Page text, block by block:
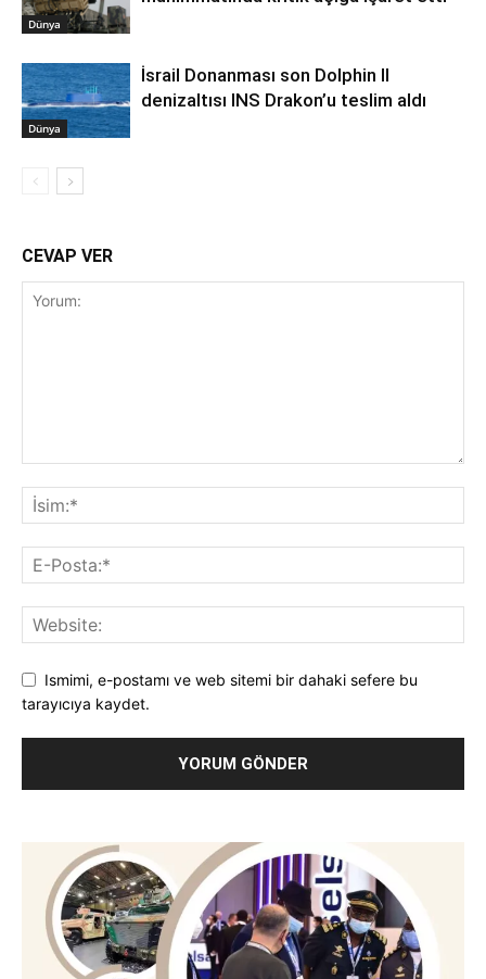
Dünya
Dünya
İsrail Donanması son Dolphin II
denizaltısı INS Drakon’u teslim aldı
CEVAP VER
Ismimi, e-postamı ve web sitemi bir dahaki sefere bu
tarayıcıya kaydet.